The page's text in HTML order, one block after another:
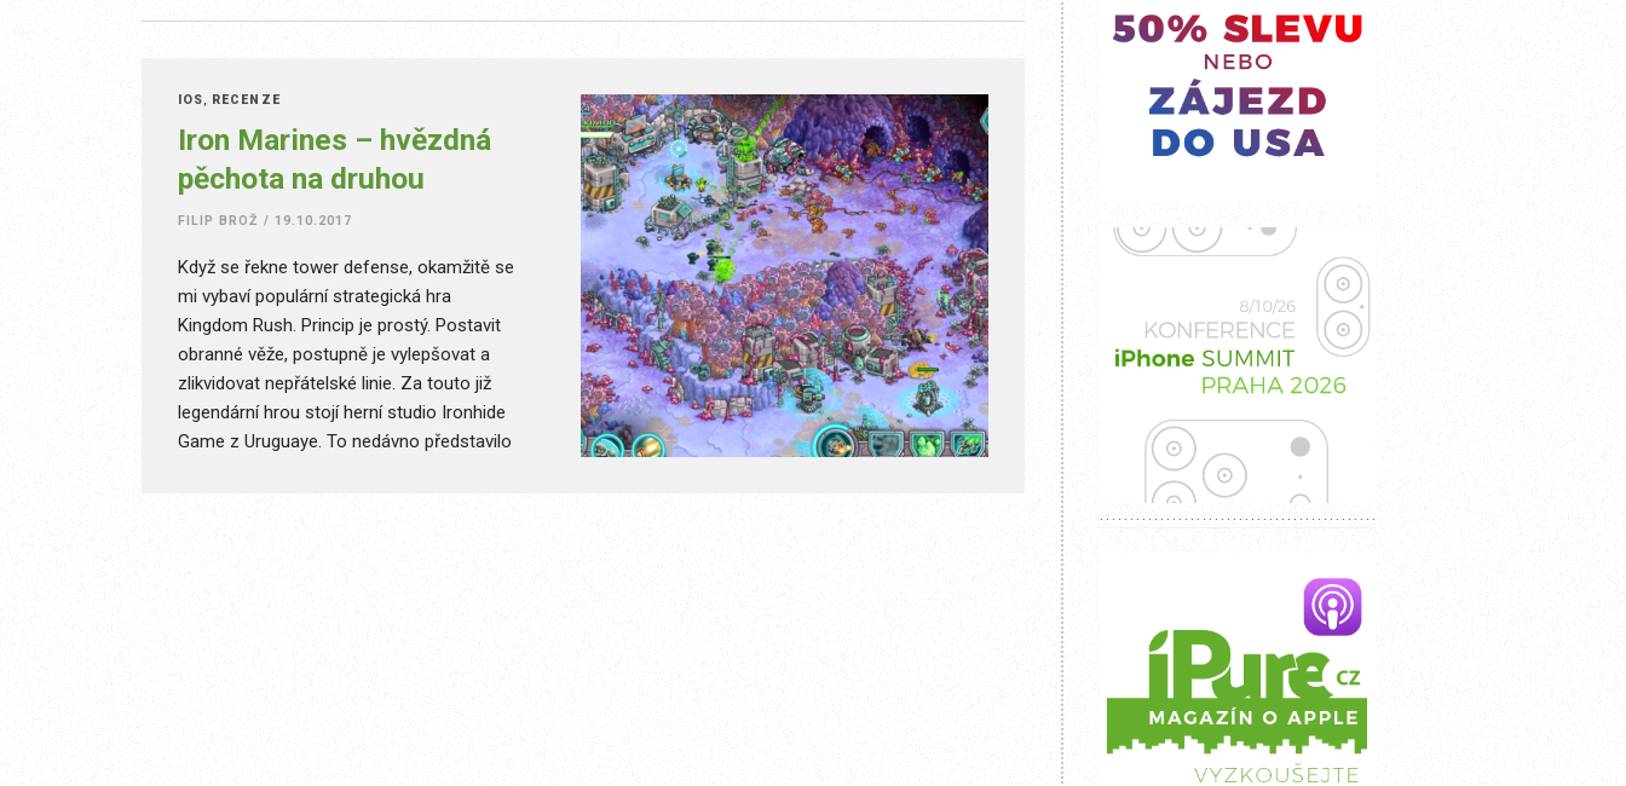
IOS, RECENZE
Iron Marines – hvězdná
pěchota na druhou
FILIP BROŽ / 19.10.2017
Když se řekne tower defense, okamžitě se
mi vybaví populární strategická hra
Kingdom Rush. Princip je prostý. Postavit
obranné věže, postupně je vylepšovat a
zlikvidovat nepřátelské linie. Za touto již
legendární hrou stojí herní studio Ironhide
Game z Uruguaye. To nedávno představilo